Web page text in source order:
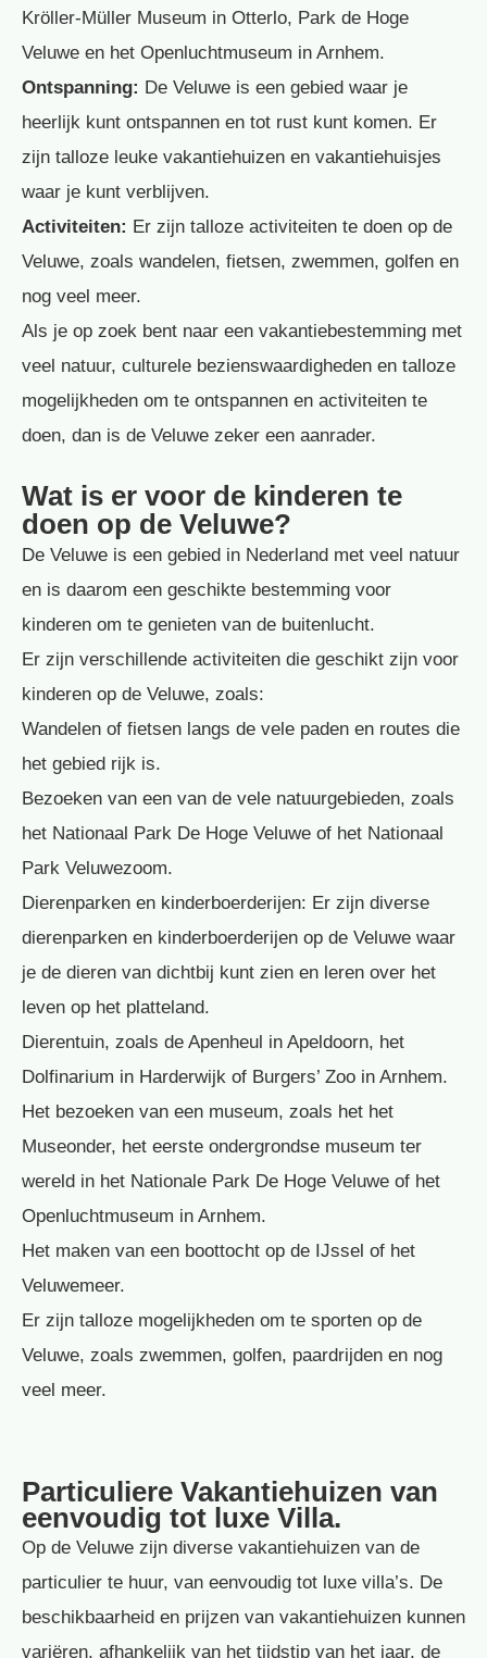
Kröller-Müller Museum in Otterlo, Park de Hoge
Veluwe en het Openluchtmuseum in Arnhem.
Ontspanning: De Veluwe is een gebied waar je
heerlijk kunt ontspannen en tot rust kunt komen. Er
zijn talloze leuke vakantiehuizen en vakantiehuisjes
waar je kunt verblijven.
Activiteiten: Er zijn talloze activiteiten te doen op de
Veluwe, zoals wandelen, fietsen, zwemmen, golfen en
nog veel meer.
Als je op zoek bent naar een vakantiebestemming met
veel natuur, culturele bezienswaardigheden en talloze
mogelijkheden om te ontspannen en activiteiten te
doen, dan is de Veluwe zeker een aanrader.
Wat is er voor de kinderen te
doen op de Veluwe?
De Veluwe is een gebied in Nederland met veel natuur
en is daarom een geschikte bestemming voor
kinderen om te genieten van de buitenlucht.
Er zijn verschillende activiteiten die geschikt zijn voor
kinderen op de Veluwe, zoals:
Wandelen of fietsen langs de vele paden en routes die
het gebied rijk is.
Bezoeken van een van de vele natuurgebieden, zoals
het Nationaal Park De Hoge Veluwe of het Nationaal
Park Veluwezoom.
Dierenparken en kinderboerderijen: Er zijn diverse
dierenparken en kinderboerderijen op de Veluwe waar
je de dieren van dichtbij kunt zien en leren over het
leven op het platteland.
Dierentuin, zoals de Apenheul in Apeldoorn, het
Dolfinarium in Harderwijk of Burgers’ Zoo in Arnhem.
Het bezoeken van een museum, zoals het het
Museonder, het eerste ondergrondse museum ter
wereld in het Nationale Park De Hoge Veluwe of het
Openluchtmuseum in Arnhem.
Het maken van een boottocht op de IJssel of het
Veluwemeer.
Er zijn talloze mogelijkheden om te sporten op de
Veluwe, zoals zwemmen, golfen, paardrijden en nog
veel meer.
Particuliere Vakantiehuizen van
eenvoudig tot luxe Villa.
Op de Veluwe zijn diverse vakantiehuizen van de
particulier te huur, van eenvoudig tot luxe villa’s. De
beschikbaarheid en prijzen van vakantiehuizen kunnen
variëren, afhankelijk van het tijdstip van het jaar, de